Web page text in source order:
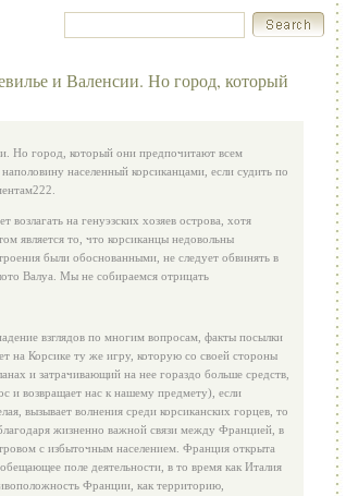
и Валенсии. Но город, который
Но город, который они предпочитают всем
населенный корсиканцами, если судить по
возла­гать на генуэзских хозяев острова, хотя
является то, что корсиканцы недоволь­ны
были обоснованными, не следует обвинять в
Валуа. Мы не собираемся отрицать
взгля­дов по многим вопросам, факты посылки
на Корсике ту же игру, которую со своей стороны
и затрачивающий на нее гораздо больше средств,
и возвращает нас к нашему предмету), если
вызывает волнения среди корсиканских горцев, то
жизненно важной связи между Францией, в
с избыточным населением. Франция откры­та
поле деятельности, в то время как Италия
Франции, как территорию,